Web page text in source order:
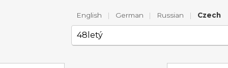
English | German | Russian | Czech